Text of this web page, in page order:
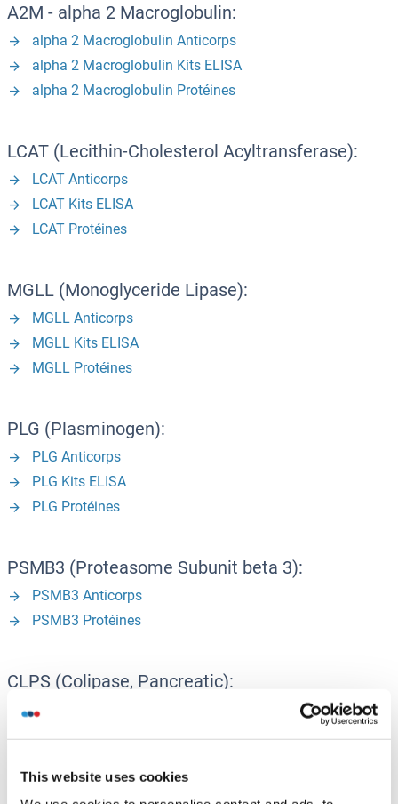
This website uses cookies
A2M - alpha 2 Macroglobulin:
alpha 2 Macroglobulin Anticorps
alpha 2 Macroglobulin Kits ELISA
alpha 2 Macroglobulin Protéines
LCAT (Lecithin-Cholesterol Acyltransferase):
LCAT Anticorps
LCAT Kits ELISA
LCAT Protéines
MGLL (Monoglyceride Lipase):
MGLL Anticorps
MGLL Kits ELISA
MGLL Protéines
PLG (Plasminogen):
PLG Anticorps
PLG Kits ELISA
PLG Protéines
PSMB3 (Proteasome Subunit beta 3):
PSMB3 Anticorps
PSMB3 Protéines
CLPS (Colipase, Pancreatic):
CLPS Anticorps